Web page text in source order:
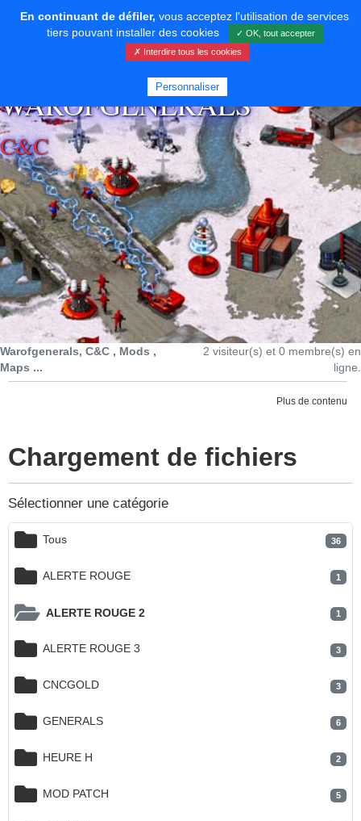
⚡ SOUTENIR LE DÉVELOPPEMENT
WAROFGENERALS
C&C
Warofgenerals, C&C , Mods ,
Maps ...
2 visiteur(s) et 0 membre(s) en
ligne.
Plus de contenu
Chargement de fichiers
Sélectionner une catégorie
Tous 36
ALERTE ROUGE 1
ALERTE ROUGE 2 1
ALERTE ROUGE 3 3
CNCGOLD 3
GENERALS 6
HEURE H 2
MOD PATCH 5
En continuant de défiler, vous acceptez l'utilisation de services
tiers pouvant installer des cookies
✓ OK, tout accepter
✗ Interdire tous les cookies
Personnaliser